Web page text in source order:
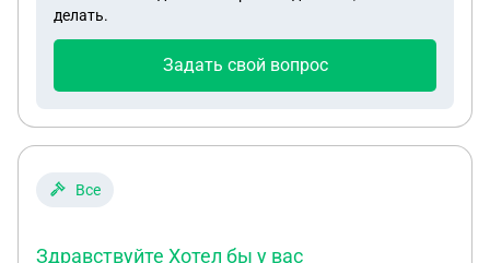
делать.
Задать свой вопрос
Все
Здравствуйте Хотел бы у вас